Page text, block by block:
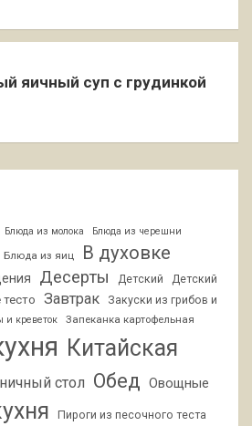
яичный суп с грудинкой
Блюда из молока Блюда из черешни
Блюда из яиц В духовке
Десерты Детский
Детский
Завтрак
Закуски из грибов и
и креветок Запеканка картофельная
Китайская
стол Обед Овощные
Пироги из песочного теста